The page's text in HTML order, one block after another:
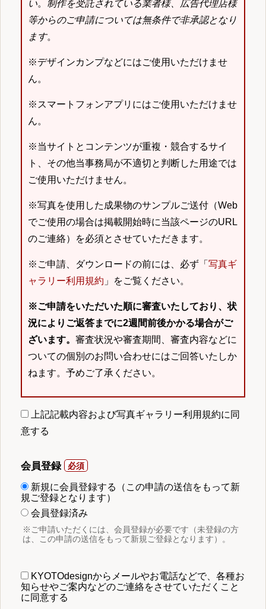
い。 制作を受託されている業者様、広告代理店様
等からのご申請については無条件で非承認となり
ます。
※デザインカンプなどにはご使用いただけませ
ん。
※スマートフォンアプリにはご使用いただけませ
ん。
※当サイトとコンテンツが重複・競合するサイ
ト、その他当事務局が不適切と判断した用途では
ご使用いただけません。
※写真を使用した成果物のサンプルご送付（Web
でご使用の場合は掲載開始時に当該ページのURL
のご連絡）を必須とさせていただきます。
※ご申請、ダウンロードの前には、必ず「 写真ギ
ャラリー利用規約 」をご覧ください。
※ご申請をいただいた順に審査いたしており、状
況によりご返答までに2週間前後かかる場合がご
ざいます。 審査状況や審査期間、審査内容などに
ついての個別のお問い合わせにはご回答いたしか
ねます。予めご了承ください。
上記記載内容および写真ギャラリー利用規約に同
意する
会員登録
新規に会員登録する（この申請の送信をもって新
規ご登録となります）
会員登録済み
※ご申請いただくには、会員登録が必要です（未登録の方
は、この申請の送信をもって新規ご登録となります）。
KYOTOdesignからメールやお電話などで、各種お
知らせやご案内などのご連絡をさせていただくこと
に同意する